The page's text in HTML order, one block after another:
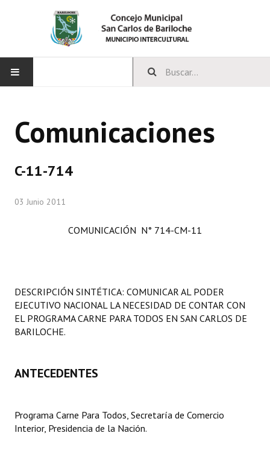
CONCEJO
Comisiones Especiales
LEGISLACIÓN
Constitución Nacional
Reglamento Interno
Digesto
Comunicaciones
C-11-714
03 Junio 2011
COMUNICACIÓN N° 714-CM-11
DESCRIPCIÓN SINTÉTICA: COMUNICAR AL PODER
EJECUTIVO NACIONAL LA NECESIDAD DE CONTAR CON
EL PROGRAMA CARNE PARA TODOS EN SAN CARLOS DE
BARILOCHE.
ANTECEDENTES
Programa Carne Para Todos, Secretaría de Comercio
Interior, Presidencia de la Nación.